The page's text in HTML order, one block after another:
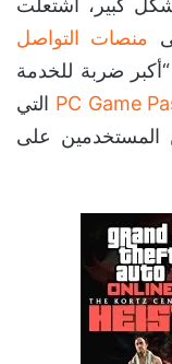
منصات التواصل
ضربة للخدمة
التي
على